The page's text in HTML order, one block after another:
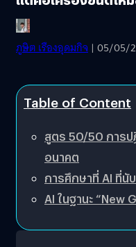
ภูษิต เรืองอุดมกิจ | 05/05/
Table of Content
สูตร 50/50 การป
อนาคต
การศึกษาที่ AI ที่นั
AI ในฐานะ “New